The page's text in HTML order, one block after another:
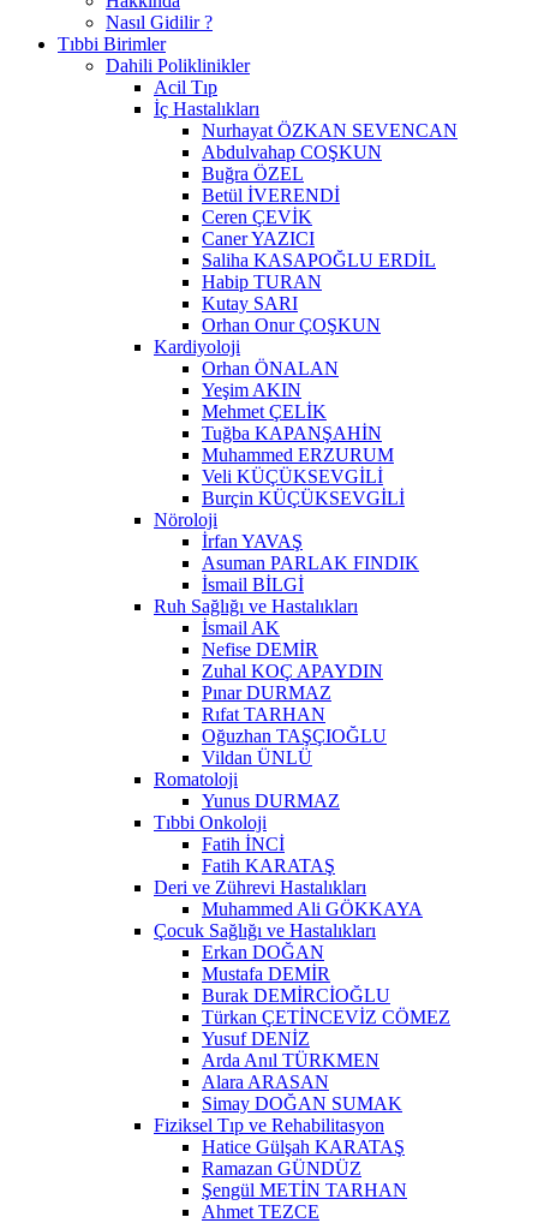
Nasıl Gidilir ?
Tıbbi Birimler
Dahili Poliklinikler
Acil Tıp
İç Hastalıkları
Nurhayat ÖZKAN SEVENCAN
Abdulvahap COŞKUN
Buğra ÖZEL
Betül İVERENDİ
Ceren ÇEVİK
Caner YAZICI
Saliha KASAPOĞLU ERDİL
Habip TURAN
Kutay SARI
Orhan Onur ÇOŞKUN
Kardiyoloji
Orhan ÖNALAN
Yeşim AKIN
Mehmet ÇELİK
Tuğba KAPANŞAHİN
Muhammed ERZURUM
Veli KÜÇÜKSEVGİLİ
Burçin KÜÇÜKSEVGİLİ
Nöroloji
İrfan YAVAŞ
Asuman PARLAK FINDIK
İsmail BİLGİ
Ruh Sağlığı ve Hastalıkları
İsmail AK
Nefise DEMİR
Zuhal KOÇ APAYDIN
Pınar DURMAZ
Rıfat TARHAN
Oğuzhan TAŞÇIOĞLU
Vildan ÜNLÜ
Romatoloji
Yunus DURMAZ
Tıbbi Onkoloji
Fatih İNCİ
Fatih KARATAŞ
Deri ve Zührevi Hastalıkları
Muhammed Ali GÖKKAYA
Çocuk Sağlığı ve Hastalıkları
Erkan DOĞAN
Mustafa DEMİR
Burak DEMİRCİOĞLU
Türkan ÇETİNCEVİZ CÖMEZ
Yusuf DENİZ
Arda Anıl TÜRKMEN
Alara ARASAN
Simay DOĞAN SUMAK
Fiziksel Tıp ve Rehabilitasyon
Hatice Gülşah KARATAŞ
Ramazan GÜNDÜZ
Şengül METİN TARHAN
Ahmet TEZCE